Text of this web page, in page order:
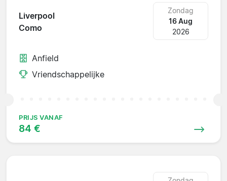
Liverpool
Como
Zondag
16 Aug
2026
Anfield
Vriendschappelijke
PRIJS VANAF
84 €